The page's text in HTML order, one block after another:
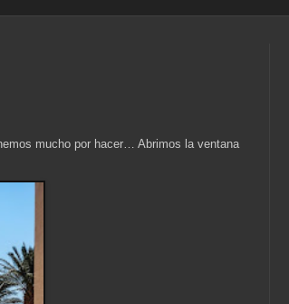
mucho por hacer… Abrimos la ventana